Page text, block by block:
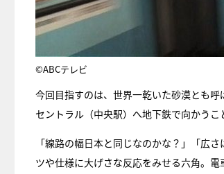
©ABCテレビ
今回目指すのは、世界一乾いた砂漠とも
セントラル（中央駅）へ地下鉄で向かうこ
「線路の幅日本と同じなのかな？」「広
ツや仕様に大げさな反応をみせる六角。